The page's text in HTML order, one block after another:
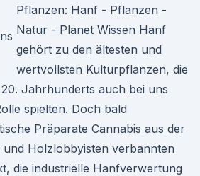
Pflanzen: Hanf - Pflanzen -
Natur - Planet Wissen Hanf
gehört zu den ältesten und
wertvollsten Kulturpflanzen, die
Jahrhunderts auch bei uns
spielten. Doch bald
Präparate Cannabis aus der
Holzlobbyisten verbannten
die industrielle Hanfverwertung